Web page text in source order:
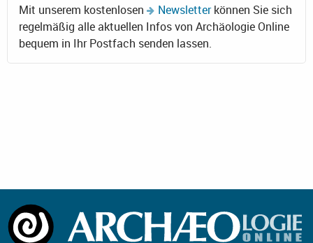
Mit unserem kostenlosen Newsletterkönnen Sie sich
regelmäßig alle aktuellen Infos von Archäologie Online
bequem in Ihr Postfach senden lassen.